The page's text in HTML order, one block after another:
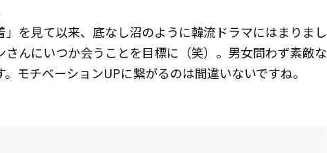
を見て以来、底なし沼のように韓流ドラマにはまりまし
んにいつか会うことを目標に（笑）。男女問わず素敵な
モチベーションUPに繋がるのは間違いないですね。